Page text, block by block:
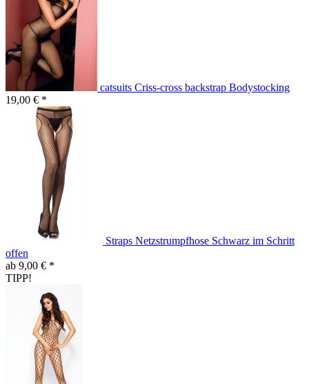
catsuits Criss-cross backstrap Bodystocking
19,00 € *
Straps Netzstrumpfhose Schwarz im Schritt
offen
ab 9,00 € *
TIPP!